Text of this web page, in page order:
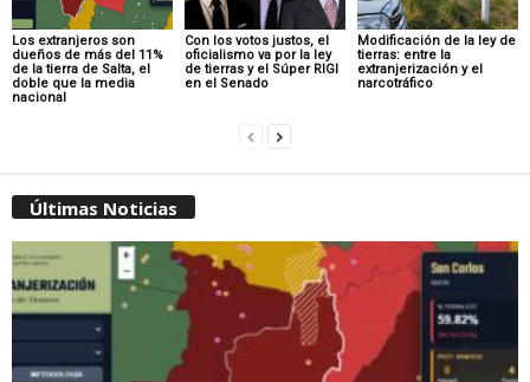
Los extranjeros son
dueños de más del 11%
de la tierra de Salta, el
doble que la media
nacional
Con los votos justos, el
oficialismo va por la ley
de tierras y el Súper RIGI
en el Senado
Modificación de la ley de
tierras: entre la
extranjerización y el
narcotráfico
Últimas Noticias